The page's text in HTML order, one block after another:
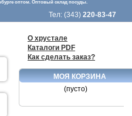
оптом. Оптовый склад посуды.
Тел: (343) 220-83-47
О хрустале
Каталоги PDF
Как сделать заказ?
МОЯ КОРЗИНА
(пусто)